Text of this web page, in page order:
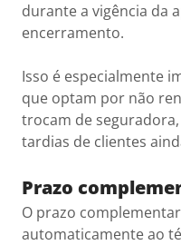
durante a vigência da
encerramento.
Isso é especialmente
que optam por não
trocam de
tardias de clientes
Prazo
O prazo
automaticamente ao